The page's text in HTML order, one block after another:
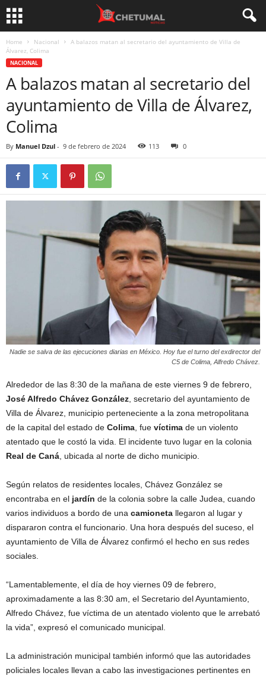
Home Nacional
A balazos matan al secretario del ayuntamiento de Villa de
Álvarez, Colima
NACIONAL
A balazos matan al secretario del
ayuntamiento de Villa de Álvarez,
Colima
By Manuel Dzul - 9 de febrero de 2024 113 0
Nadie se salva de las ejecuciones diarias en México. Hoy fue el turno del exdirector del
C5 de Colima, Alfredo Chávez.
Alrededor de las 8:30 de la mañana de este viernes 9 de febrero,
José Alfredo Chávez González , secretario del ayuntamiento de
Villa de Álvarez, municipio perteneciente a la zona metropolitana
de la capital del estado de Colima , fue víctima de un violento
atentado que le costó la vida. El incidente tuvo lugar en la colonia
Real de Caná , ubicada al norte de dicho municipio.
Según relatos de residentes locales, Chávez González se
encontraba en el jardín de la colonia sobre la calle Judea, cuando
varios individuos a bordo de una camioneta llegaron al lugar y
dispararon contra el funcionario. Una hora después del suceso, el
ayuntamiento de Villa de Álvarez confirmó el hecho en sus redes
sociales.
“Lamentablemente, el día de hoy viernes 09 de febrero,
aproximadamente a las 8:30 am, el Secretario del Ayuntamiento,
Alfredo Chávez, fue víctima de un atentado violento que le arrebató
la vida”, expresó el comunicado municipal.
La administración municipal también informó que las autoridades
policiales locales llevan a cabo las investigaciones pertinentes en